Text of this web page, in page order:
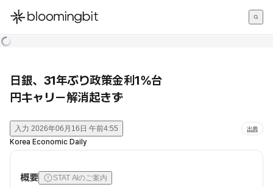
한국어
日銀、31年ぶり政策金利1%台
円キャリー解消起きず
入力 2026年06月16日 午前4:55 出典
Korea Economic Daily
概要 STAT AIのご案内